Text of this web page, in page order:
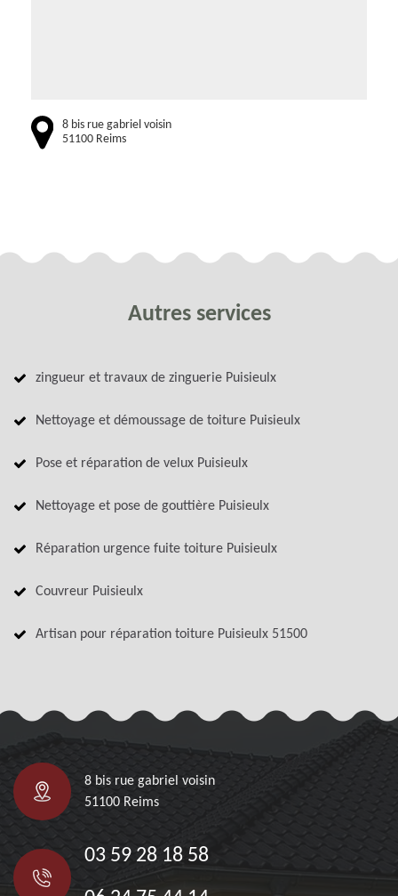
8 bis rue gabriel voisin
51100 Reims
Autres services
zingueur et travaux de zinguerie Puisieulx
Nettoyage et démoussage de toiture Puisieulx
Pose et réparation de velux Puisieulx
Nettoyage et pose de gouttière Puisieulx
Réparation urgence fuite toiture Puisieulx
Couvreur Puisieulx
Artisan pour réparation toiture Puisieulx 51500
8 bis rue gabriel voisin
51100 Reims
03 59 28 18 58